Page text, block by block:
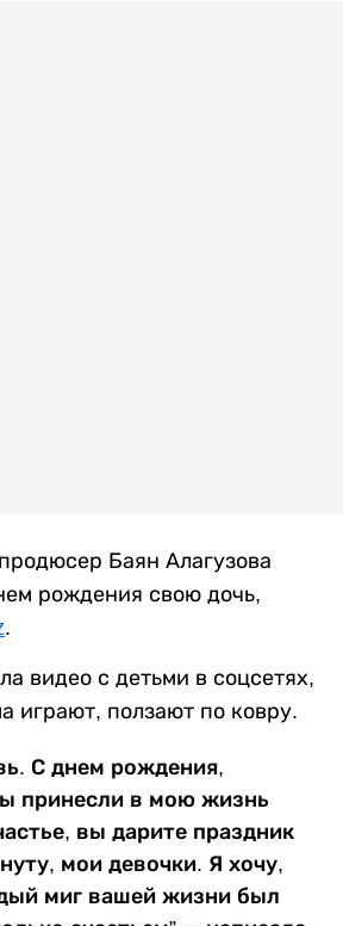
Баян Алагузова
рождения свою дочь,
.
видео с детьми в соцсетях,
играют, ползают по ковру.
С днем рождения,
принесли в мою жизнь
вы дарите праздник
мои девочки. Я хочу,
миг вашей жизни был